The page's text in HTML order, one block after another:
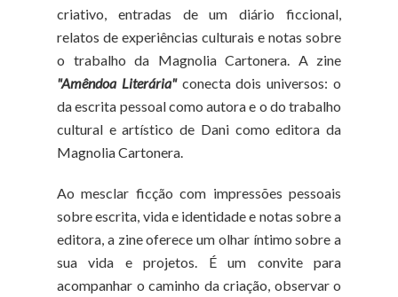
criativo, entradas de um diário ficcional,
relatos de experiências culturais e notas sobre
o trabalho da Magnolia Cartonera. A zine
"Amêndoa Literária"conecta dois universos: o
da escrita pessoal como autora e o do trabalho
cultural e artístico de Dani como editora da
Magnolia Cartonera.
Ao mesclar ficção com impressões pessoais
sobre escrita, vida e identidade e notas sobre a
editora, a zine oferece um olhar íntimo sobre a
sua vida e projetos. É um convite para
acompanhar o caminho da criação, observar o